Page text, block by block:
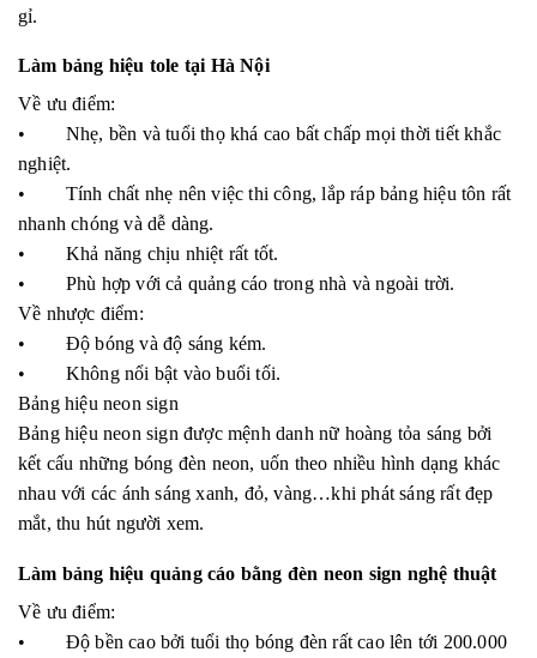
gỉ.
Làm bảng hiệu tole tại Hà Nội
Về ưu điểm:
• Nhẹ, bền và tuổi thọ khá cao bất chấp mọi thời tiết khắc
nghiệt.
• Tính chất nhẹ nên việc thi công, lắp ráp bảng hiệu tôn rất
nhanh chóng và dễ dàng.
• Khả năng chịu nhiệt rất tốt.
• Phù hợp với cả quảng cáo trong nhà và ngoài trời.
Về nhược điểm:
• Độ bóng và độ sáng kém.
• Không nổi bật vào buổi tối.
Bảng hiệu neon sign
Bảng hiệu neon sign được mệnh danh nữ hoàng tỏa sáng bởi
kết cấu những bóng đèn neon, uốn theo nhiều hình dạng khác
nhau với các ánh sáng xanh, đỏ, vàng…khi phát sáng rất đẹp
mắt, thu hút người xem.
Làm bảng hiệu quảng cáo bằng đèn neon sign nghệ thuật
Về ưu điểm:
• Độ bền cao bởi tuổi thọ bóng đèn rất cao lên tới 200.000